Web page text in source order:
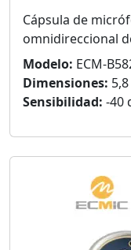
Cápsula de
omnidireccional
Modelo: ECM-
Dimensiones:
Sensibilidad: -40